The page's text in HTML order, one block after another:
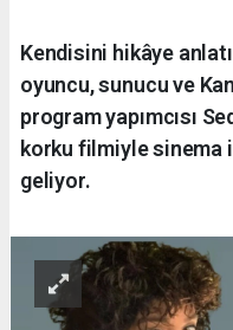
Kendisini hikâye
oyuncu, sunucu ve
program yapımcısı
korku filmiyle sinema
geliyor.